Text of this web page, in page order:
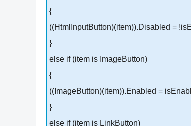
{
((HtmlInputButton)(item)).Disabled =
}
else if (item is ImageButton)
{
((ImageButton)(item)).Enabled =
}
else if (item is LinkButton)